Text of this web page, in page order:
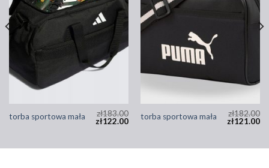
torba sportowa mała zł183.00
zł122.00 torba sportowa mała zł182.00
zł121.00